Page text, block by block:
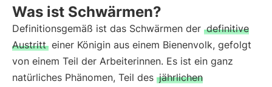
Was ist Schwärmen?
Definitionsgemäß ist das Schwärmen der definitive
Austritt einer Königin aus einem Bienenvolk, gefolgt
von einem Teil der Arbeiterinnen. Es ist ein ganz
natürliches Phänomen, Teil des jährlichen